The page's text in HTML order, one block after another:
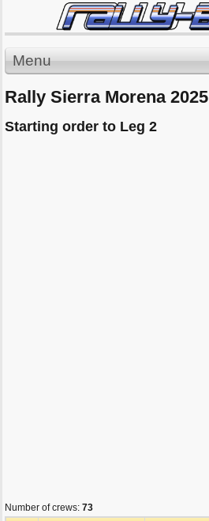
Menu
Rally Sierra Morena 2025
Starting order to Leg 2
Number of crews: 73